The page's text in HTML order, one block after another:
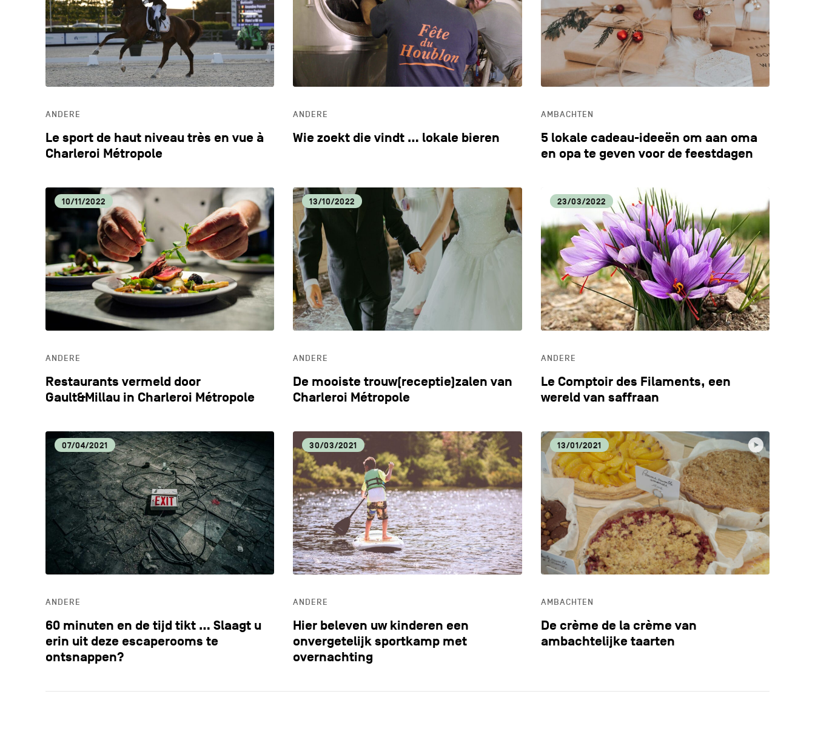
LIFESTYLE LOKALE VOEDINGSPRODUCTEN
MILIEU ONDERWIJS
ANDERE
Le sport de haut niveau très en vue à
Charleroi Métropole
ANDERE
Wie zoekt die vindt … lokale bieren
AMBACHTEN
5 lokale cadeau-ideeën om aan oma
en opa te geven voor de feestdagen
10/11/2022
ANDERE
Restaurants vermeld door
Gault&Millau in Charleroi Métropole
13/10/2022
ANDERE
De mooiste trouw(receptie)zalen van
Charleroi Métropole
23/03/2022
ANDERE
Le Comptoir des Filaments, een
wereld van saffraan
07/04/2021
ANDERE
60 minuten en de tijd tikt … Slaagt u
erin uit deze escaperooms te
ontsnappen?
30/03/2021
ANDERE
Hier beleven uw kinderen een
onvergetelijk sportkamp met
overnachting
13/01/2021
AMBACHTEN
De crème de la crème van
ambachtelijke taarten